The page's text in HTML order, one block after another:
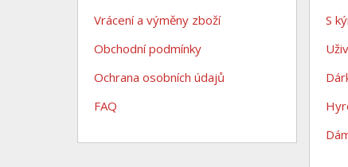
Vrácení a výměny zboží
Obchodní podmínky
Ochrana osobních údajů
FAQ
S